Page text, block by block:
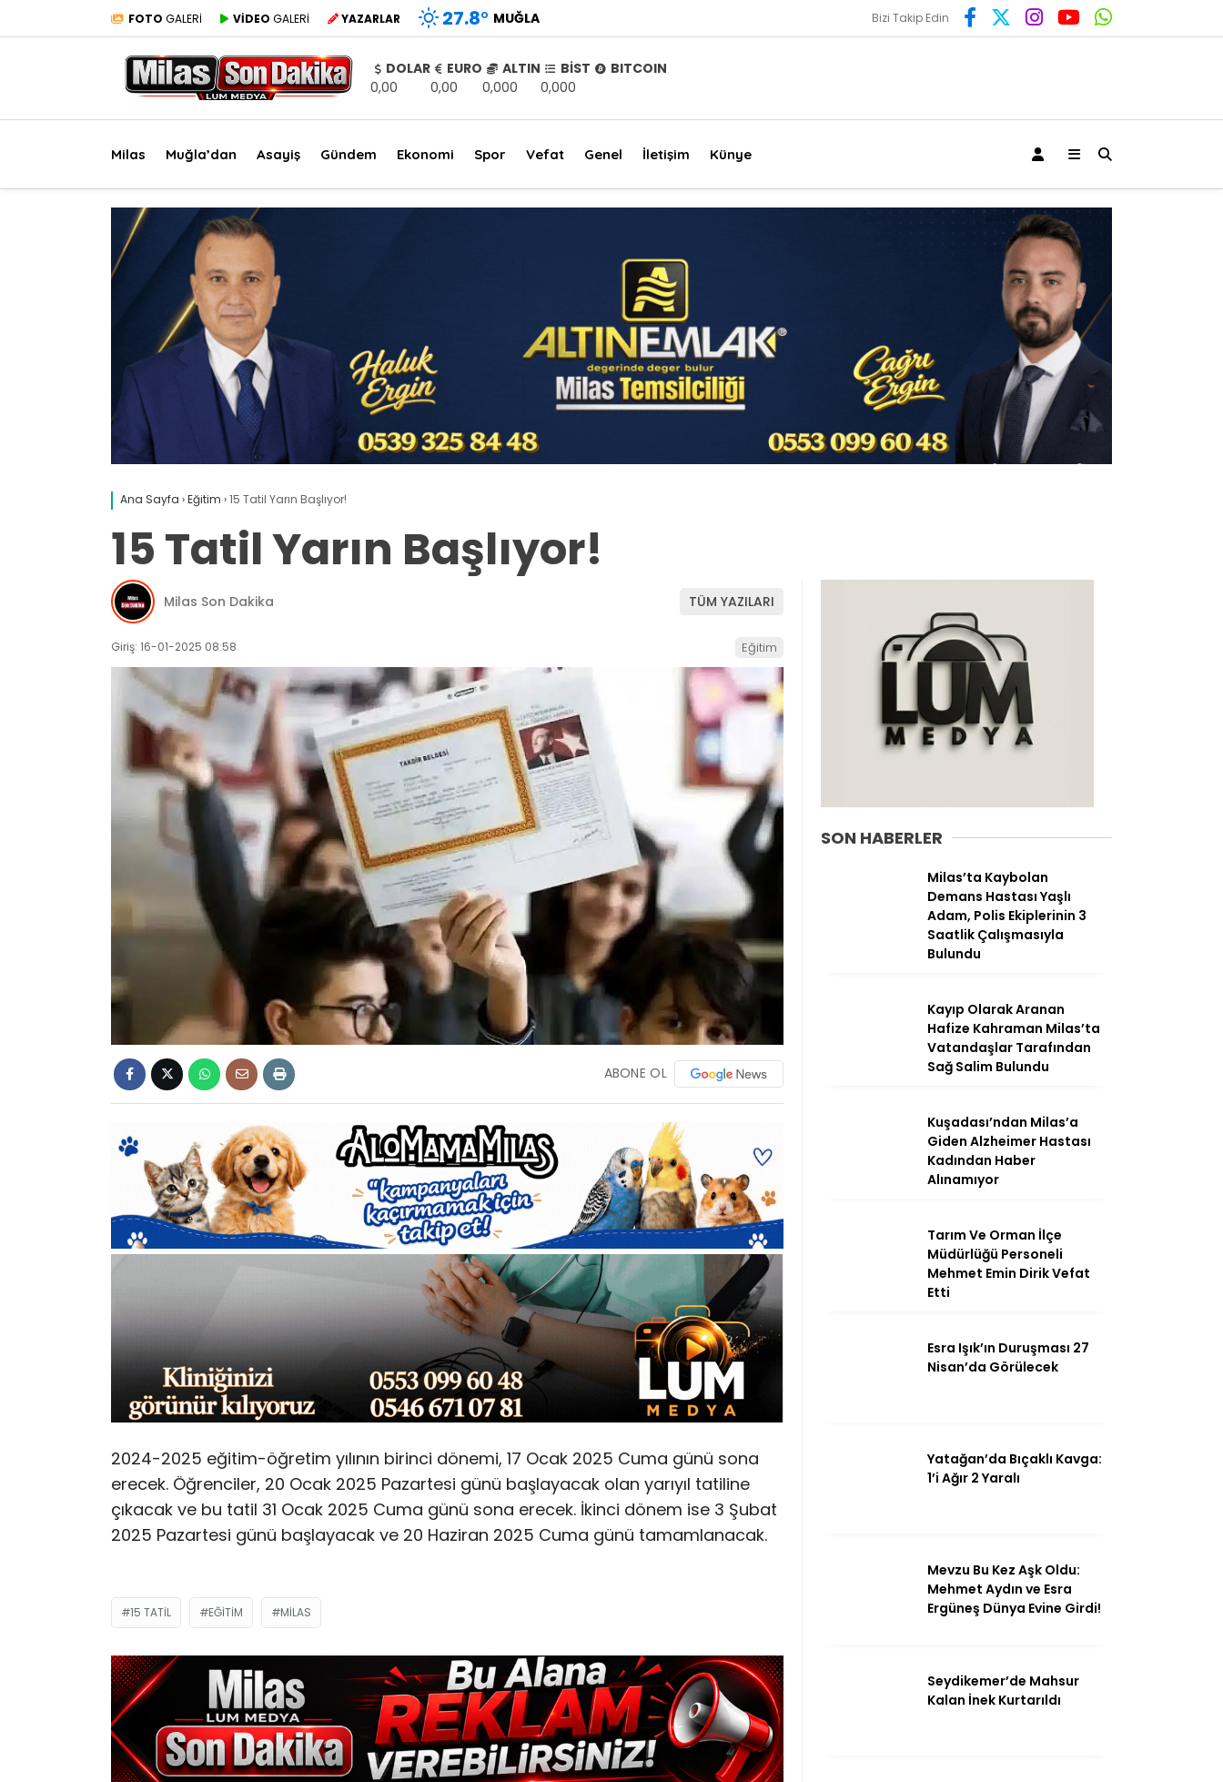
Milas
Spor
Vefat
Genel
İletişim
Youtube
FOTO GALERİ VİDEO GALERİ YAZARLAR 27.8° MUĞLA Bizi Takip Edin
DOLAR
0,00
EURO
0,00
ALTIN
0,000
BİST
0,000
BITCOIN
Milas Muğla’dan Asayiş Gündem Ekonomi Spor Vefat Genel İletişim Künye
Ana Sayfa ›Eğitim ›15 Tatil Yarın Başlıyor!
15 Tatil Yarın Başlıyor!
Milas Son Dakika TÜM YAZILARI
Giriş: 16-01-2025 08:58 Eğitim
ABONE OL
2024-2025 eğitim-öğretim yılının birinci dönemi, 17 Ocak 2025 Cuma günü sona
erecek. Öğrenciler, 20 Ocak 2025 Pazartesi günü başlayacak olan yarıyıl tatiline
çıkacak ve bu tatil 31 Ocak 2025 Cuma günü sona erecek. İkinci dönem ise 3 Şubat
2025 Pazartesi günü başlayacak ve 20 Haziran 2025 Cuma günü tamamlanacak.
15 TATIL EĞITIM MILAS
SON HABERLER
Milas’ta Kaybolan
Demans Hastası Yaşlı
Adam, Polis Ekiplerinin 3
Saatlik Çalışmasıyla
Bulundu
Kayıp Olarak Aranan
Hafize Kahraman Milas’ta
Vatandaşlar Tarafından
Sağ Salim Bulundu
Kuşadası’ndan Milas’a
Giden Alzheimer Hastası
Kadından Haber
Alınamıyor
Tarım Ve Orman İlçe
Müdürlüğü Personeli
Mehmet Emin Dirik Vefat
Etti
Esra Işık’ın Duruşması 27
Nisan’da Görülecek
Yatağan’da Bıçaklı Kavga:
1’i Ağır 2 Yaralı
Mevzu Bu Kez Aşk Oldu:
Mehmet Aydın ve Esra
Ergüneş Dünya Evine Girdi!
Seydikemer’de Mahsur
Kalan İnek Kurtarıldı